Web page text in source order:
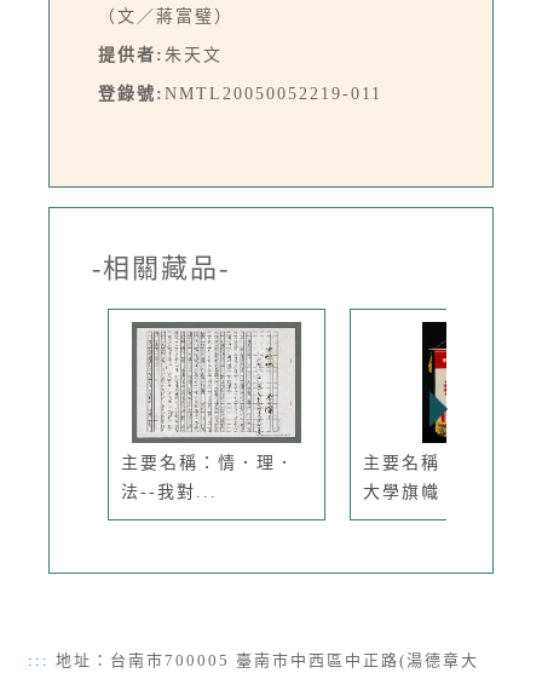
（文／蔣富璧）
提供者: 朱天文
登錄號: NMTL20050052219-011
-相關藏品-
主要名稱：情．理．
法--我對...
主要名稱：國立交通
大學旗幟
::: 地址：台南市700005 臺南市中西區中正路(湯德章大